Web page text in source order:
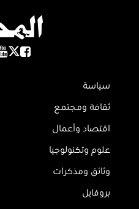
سياسة
ثقافة ومجتمع
اقتصاد وأعمال
علوم وتكنولوجيا
وثائق ومذكرات
بروفايل